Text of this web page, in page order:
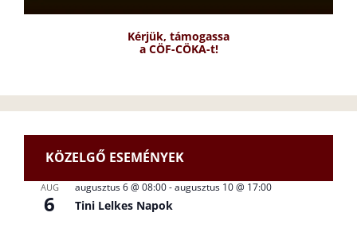
Kérjük, támogassa
a CÖF-CÖKA-t!
KÖZELGŐ ESEMÉNYEK
AUG
6
augusztus 6 @ 08:00-augusztus 10 @ 17:00
Tini Lelkes Napok